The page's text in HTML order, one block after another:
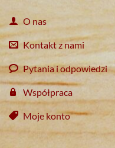
O nas
Kontakt z nami
Pytania i odpowiedzi
Współpraca
Moje konto